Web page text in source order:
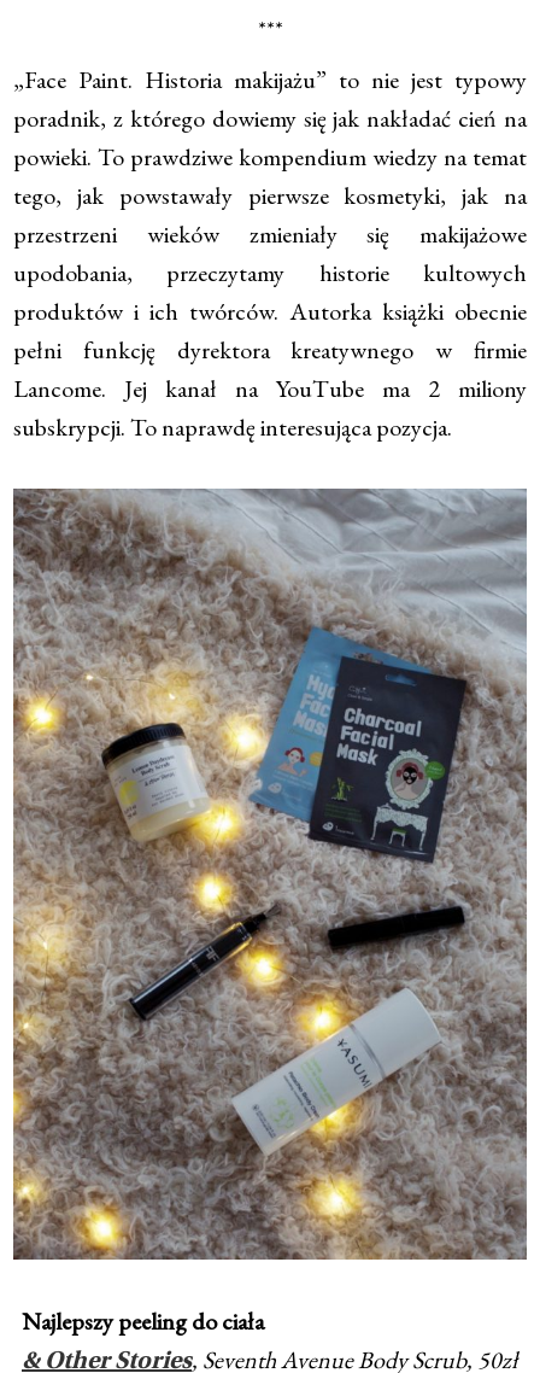
***
„Face Paint. Historia makijażu” to nie jest typowy
poradnik, z którego dowiemy się jak nakładać cień na
powieki. To prawdziwe kompendium wiedzy na temat
tego, jak powstawały pierwsze kosmetyki, jak na
przestrzeni wieków zmieniały się makijażowe
upodobania, przeczytamy historie kultowych
produktów i ich twórców. Autorka książki obecnie
pełni funkcję dyrektora kreatywnego w firmie
Lancome. Jej kanał na YouTube ma 2 miliony
subskrypcji. To naprawdę interesująca pozycja.
Najlepszy peeling do ciała
& Other Stories, Seventh Avenue Body Scrub, 50zł